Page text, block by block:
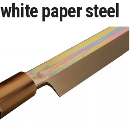
white paper steel